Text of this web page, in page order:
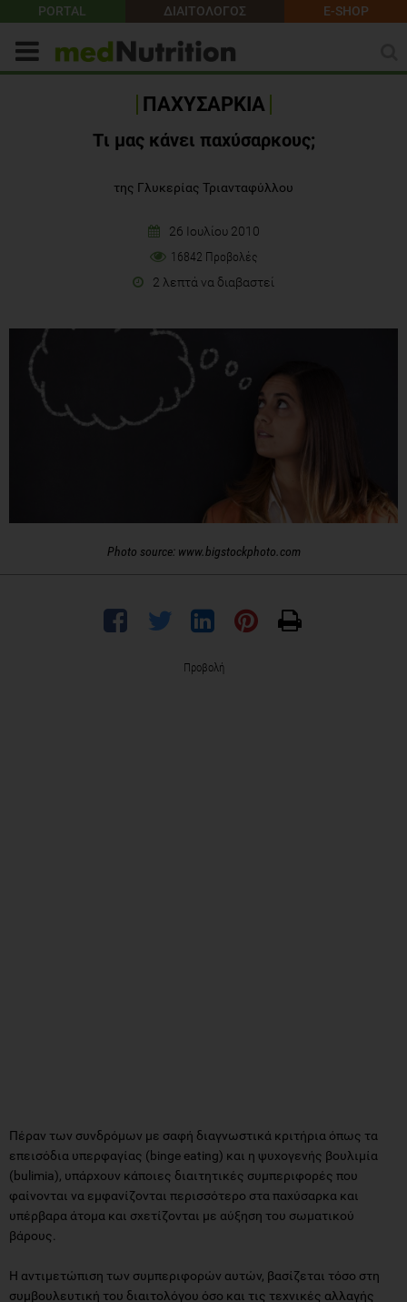
PORTAL ΔΙΑΙΤΟΛΟΓΟΣ E-SHOP
ΠΑΧΥΣΑΡΚΙΑ
Tι μας κάνει παχύσαρκους;
της Γλυκερίας Τριανταφύλλου
26 Ιουλίου 2010
16842 Προβολές
2 λεπτά να διαβαστεί
Photo source: www.bigstockphoto.com
Προβολή
Πέραν των συνδρόμων με σαφή διαγνωστικά κριτήρια όπως τα
επεισόδια υπερφαγίας (binge eating) και η ψυχογενής βουλιμία
(bulimia), υπάρχουν κάποιες διαιτητικές συμπεριφορές που
φαίνονται να εμφανίζονται περισσότερο στα παχύσαρκα και
υπέρβαρα άτομα και σχετίζονται με αύξηση του σωματικού
βάρους.
Η αντιμετώπιση των συμπεριφορών αυτών, βασίζεται τόσο στη
συμβουλευτική του διαιτολόγου όσο και τις τεχνικές αλλαγής